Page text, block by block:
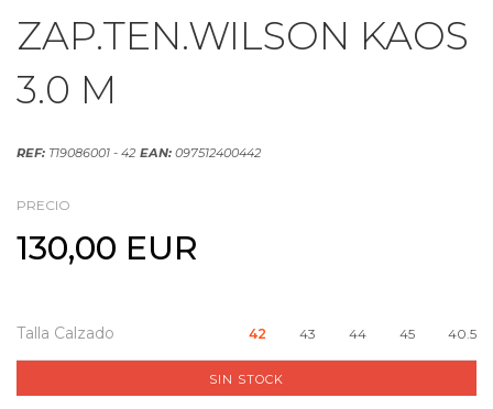
ZAP.TEN.WILSON KAOS
3.0 M
REF: T19086001 - 42 EAN: 097512400442
PRECIO
130,00 EUR
Talla Calzado 42 43 44 45 40.5
SIN STOCK